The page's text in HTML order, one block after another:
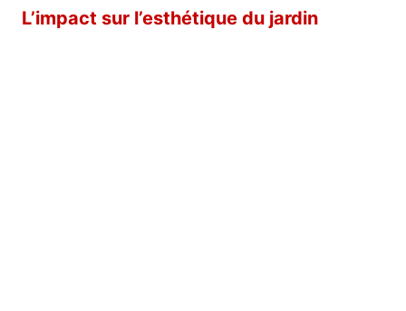
L’impact sur l’esthétique du jardin